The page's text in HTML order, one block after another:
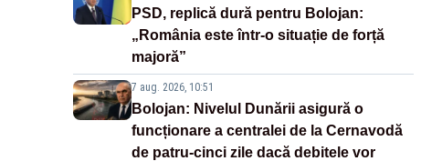
PSD, replică dură pentru Bolojan:
„România este într-o situație de forță
majoră”
7 aug. 2026, 10:51
Bolojan: Nivelul Dunării asigură o
funcționare a centralei de la Cernavodă
de patru-cinci zile dacă debitele vor